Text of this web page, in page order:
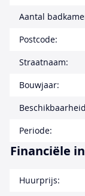
Aantal
Postcode:
Straatnaam:
Bouwjaar:
Periode:
Financiële
Huurprijs: